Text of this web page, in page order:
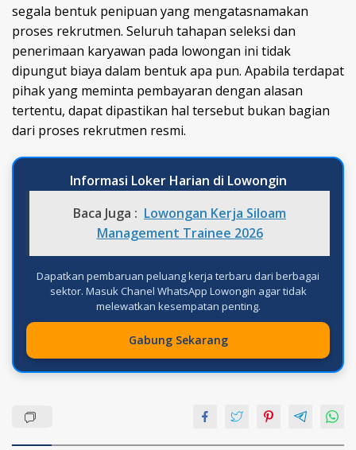
segala bentuk penipuan yang mengatasnamakan
proses rekrutmen. Seluruh tahapan seleksi dan
penerimaan karyawan pada lowongan ini tidak
dipungut biaya dalam bentuk apa pun. Apabila terdapat
pihak yang meminta pembayaran dengan alasan
tertentu, dapat dipastikan hal tersebut bukan bagian
dari proses rekrutmen resmi.
Informasi Loker Harian di Lowongin
Baca Juga : Lowongan Kerja Siloam
Management Trainee 2026
Dapatkan pembaruan peluang kerja terbaru dari berbagai
sektor. Masuk Chanel WhatsApp Lowongin agar tidak
melewatkan kesempatan penting.
Gabung Sekarang